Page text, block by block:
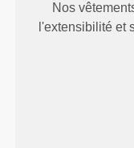
Nos
l'extensibilité et